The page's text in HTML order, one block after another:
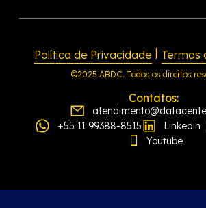
Política de Privacidade | Termos
©2025 ABDC. Todos os direitos
Contatos:
+55 11 99388-8515
Linkedin
Youtube